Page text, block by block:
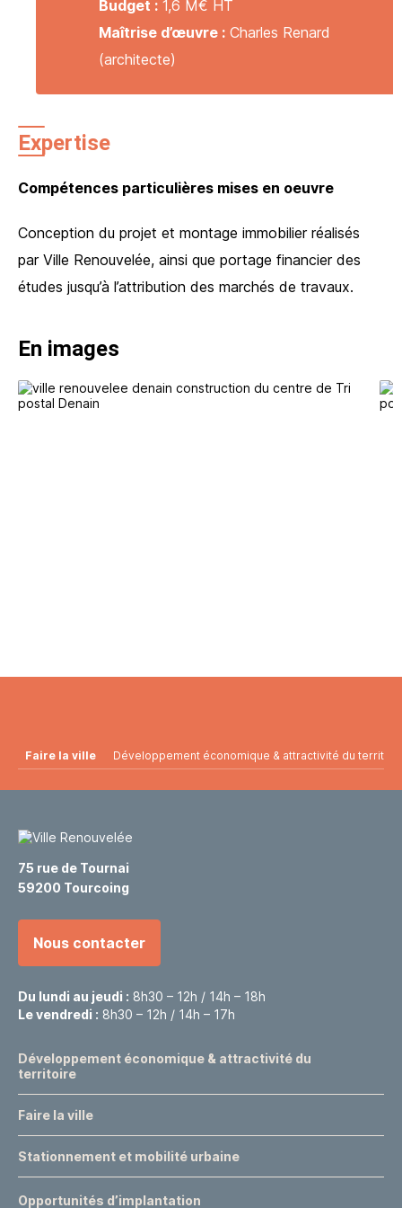
Budget : 1,6 M€ HT
Maîtrise d’œuvre : Charles Renard
(architecte)
Expertise
Compétences particulières mises en oeuvre
Conception du projet et montage immobilier réalisés
par Ville Renouvelée, ainsi que portage financier des
études jusqu’à l’attribution des marchés de travaux.
En images
Faire la ville Développement économique & attractivité du
75 rue de Tournai
59200 Tourcoing
Nous contacter
Du lundi au jeudi : 8h30 – 12h / 14h – 18h
Le vendredi : 8h30 – 12h / 14h – 17h
Développement économique & attractivité du
territoire
Faire la ville
Stationnement et mobilité urbaine
Opportunités d’implantation